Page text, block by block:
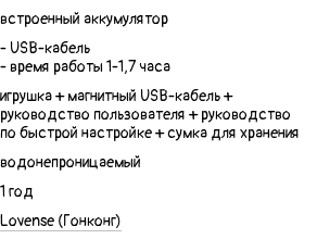
встроенный аккумулятор
- USB-кабель
- время работы 1-1,7 часа
игрушка + магнитный USB-кабель +
руководство пользователя + руководство
по быстрой настройке + сумка для хранения
водонепроницаемый
1 год
Lovense (Гонконг)